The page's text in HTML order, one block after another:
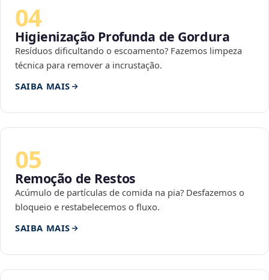
04
Higienização Profunda de Gordura
Resíduos dificultando o escoamento? Fazemos limpeza
técnica para remover a incrustação.
SAIBA MAIS
05
Remoção de Restos
Acúmulo de partículas de comida na pia? Desfazemos o
bloqueio e restabelecemos o fluxo.
SAIBA MAIS